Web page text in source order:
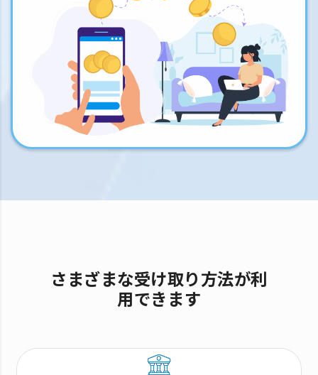
さまざまな受け取り方法が利
用できます